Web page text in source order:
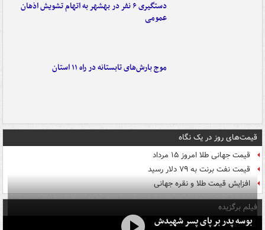
دستگیری ۶ نفر در بهشهر به اتهام تشویش اذهان
عمومی
موج بارش‌های تابستانه در راه ۱۱ استان
قیمت‌های روز در یک نگاه
قیمت جهانی طلا امروز ۱۵ مرداد
قیمت نفت برنت به ۷۹ دلار رسید
افزایش قیمت طلا و نقره جهانی
فیلم برگزیده
بوسه‌ پدر بر پای پسر شهیدش